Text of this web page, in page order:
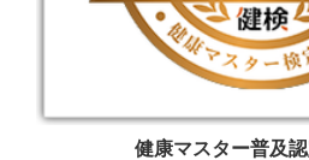
健康マスター普及